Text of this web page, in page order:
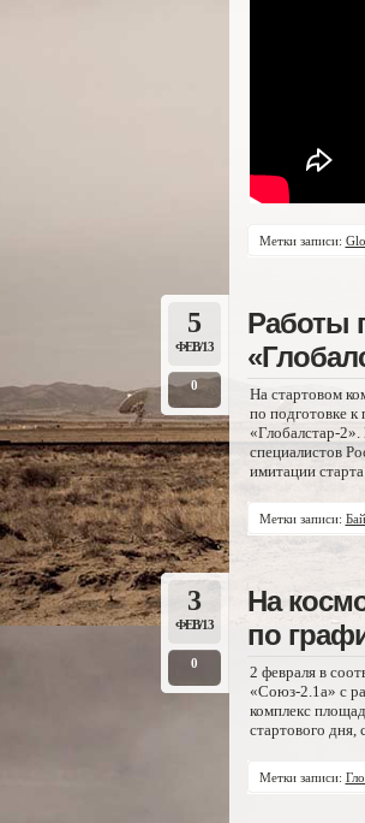
Метки записи:
5
ФЕВ/13
0
Работы
На стартовом
по подготовке
«Глобалстар-
специалистов
имитации
Метки записи:
3
ФЕВ/13
0
На
по
2 февраля в
«Союз-2.1а» с
комплекс
стартового дня,
Метки записи: